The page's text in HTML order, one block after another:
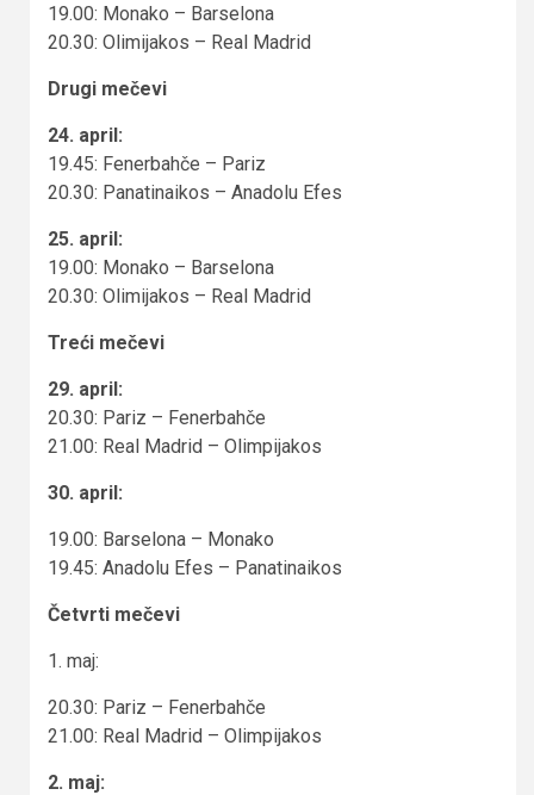
19.00: Monako – Barselona
20.30: Olimijakos – Real Madrid
Drugi mečevi
24. april:
19.45: Fenerbahče – Pariz
20.30: Panatinaikos – Anadolu Efes
25. april:
19.00: Monako – Barselona
20.30: Olimijakos – Real Madrid
Treći mečevi
29. april:
20.30: Pariz – Fenerbahče
21.00: Real Madrid – Olimpijakos
30. april:
19.00: Barselona – Monako
19.45: Anadolu Efes – Panatinaikos
Četvrti mečevi
1. maj:
20.30: Pariz – Fenerbahče
21.00: Real Madrid – Olimpijakos
2. maj: